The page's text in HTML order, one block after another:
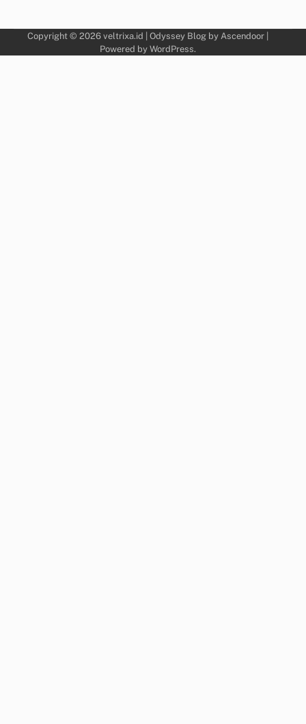
Copyright © 2026 veltrixa.id | Odyssey Blog by Ascendoor|
Powered by WordPress.